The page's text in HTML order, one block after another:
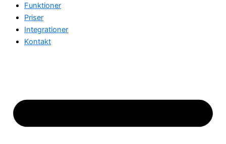
Funktioner
Priser
Integrationer
Kontakt